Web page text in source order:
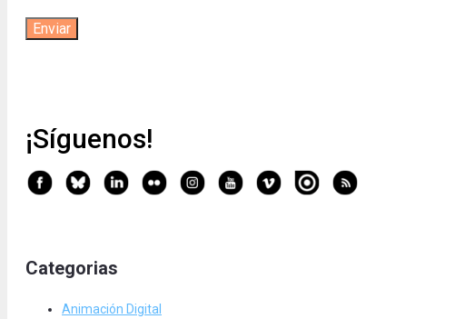
¡Síguenos!
Categorias
Animación Digital